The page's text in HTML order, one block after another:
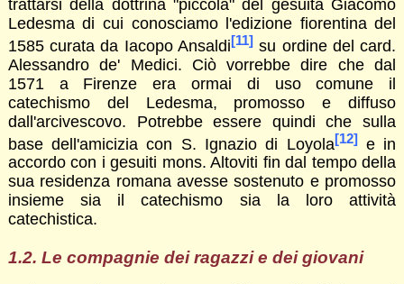
trattarsi della dottrina "piccola" del gesuita Giacomo
Ledesma di cui conosciamo l'edizione fiorentina del
1585 curata da Iacopo Ansaldi[11] su ordine del card.
Alessandro de' Medici. Ciò vorrebbe dire che dal
1571 a Firenze era ormai di uso comune il
catechismo del Ledesma, promosso e diffuso
dall'arcivescovo. Potrebbe essere quindi che sulla
base dell'amicizia con S. Ignazio di Loyola[12]e in
accordo con i gesuiti mons. Altoviti fin dal tempo della
sua residenza romana avesse sostenuto e promosso
insieme sia il catechismo sia la loro attività
catechistica.
1.2. Le compagnie dei ragazzi e dei giovani